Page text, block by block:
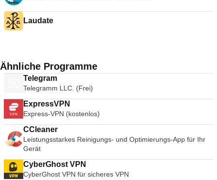
Laudate
Ähnliche Programme
Telegram
Telegramm LLC. (Frei)
ExpressVPN
Express-VPN (kostenlos)
CCleaner
Leistungsstarkes Reinigungs- und Optimierungs-App für Ihr
Gerät
CyberGhost VPN
CyberGhost VPN für sicheres VPN